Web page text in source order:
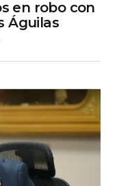
en robo con
Águilas